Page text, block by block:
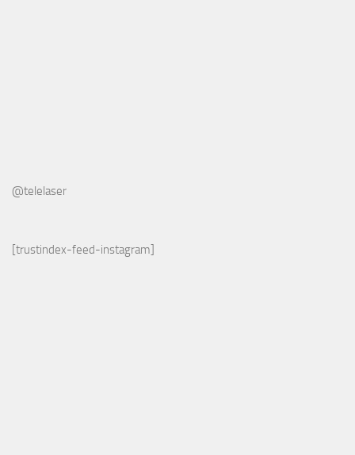
@telelaser
[trustindex-feed-instagram]